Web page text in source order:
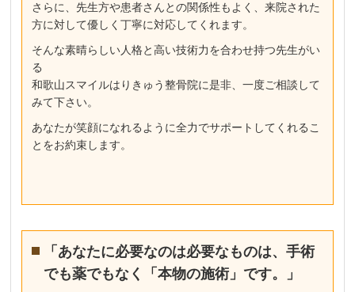
さらに、先生方や患者さんとの関係性もよく、来院された
方に対して優しく丁寧に対応してくれます。
そんな素晴らしい人格と高い技術力を合わせ持つ先生がい
る
和歌山スマイルはりきゅう整骨院に是非、一度ご相談して
みて下さい。
あなたが笑顔になれるように全力でサポートしてくれるこ
とをお約束します。
「あなたに必要なのは必要なものは、手術
でも薬でもなく「本物の施術」です。」